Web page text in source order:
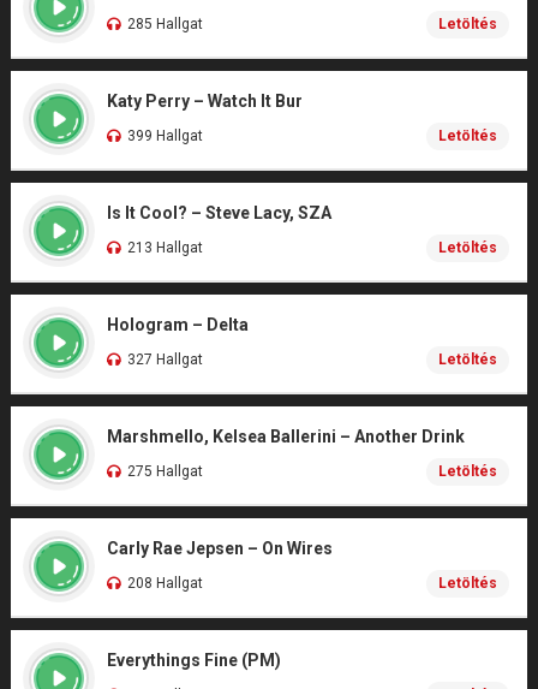
285 Hallgat Letöltés
Katy Perry – Watch It Bur
399 Hallgat Letöltés
Is It Cool? – Steve Lacy, SZA
213 Hallgat Letöltés
Hologram – Delta
327 Hallgat Letöltés
Marshmello, Kelsea Ballerini – Another Drink
275 Hallgat Letöltés
Carly Rae Jepsen – On Wires
208 Hallgat Letöltés
Everythings Fine (PM)